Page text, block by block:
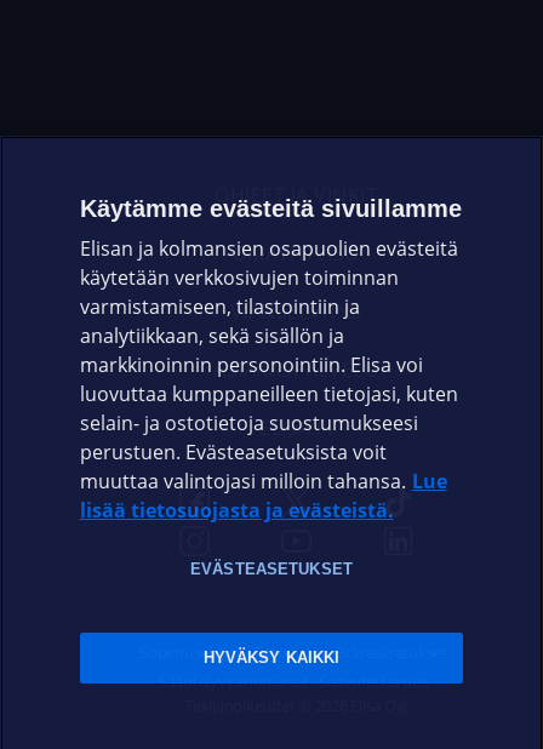
OHJEET JA VINKIT
OMAYHTEISÖ
VIANSELVITYS
ASIAKASPALVELU
ELISA.FI
Sopimusehdot Tietosuoja Evästeasetukset
Sääntelyviranomaiset Saavutettavuus
Käytämme evästeitä sivuillamme
Elisan ja kolmansien osapuolien evästeitä
käytetään verkkosivujen toiminnan
varmistamiseen, tilastointiin ja
analytiikkaan, sekä sisällön ja
markkinoinnin personointiin. Elisa voi
luovuttaa kumppaneilleen tietojasi, kuten
selain- ja ostotietoja suostumukseesi
perustuen. Evästeasetuksista voit
muuttaa valintojasi milloin tahansa. Lue
lisää tietosuojasta ja evästeistä.
EVÄSTEASETUKSET
HYVÄKSY KAIKKI